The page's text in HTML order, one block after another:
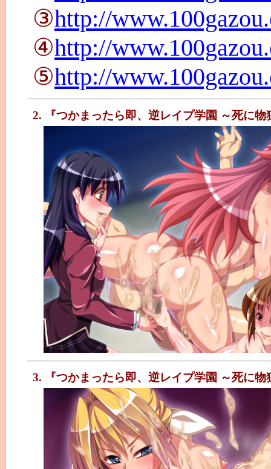
③http://
④http://
⑤http://
2. 『つかまったら即、逆レイプ学園 ～死に
3. 『つかまったら即、逆レイプ学園 ～死に